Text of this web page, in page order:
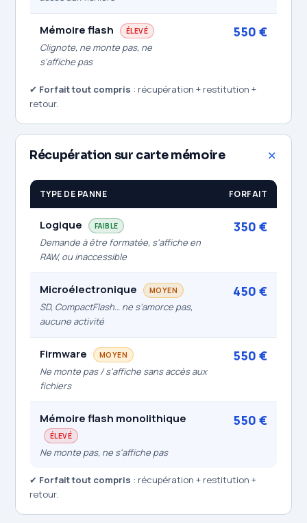
Mémoire flash ÉLEVÉ
Clignote, ne monte pas, ne
s'affiche pas
550 €
✔ Forfait tout compris : récupération + restitution +
retour.
Récupération sur carte mémoire
TYPE DE PANNE FORFAIT
Logique FAIBLE
Demande à être formatée, s'affiche en
RAW, ou inaccessible
350 €
Microélectronique MOYEN
SD, CompactFlash… ne s'amorce pas,
aucune activité
450 €
Firmware MOYEN
Ne monte pas / s'affiche sans accès aux
fichiers
550 €
Mémoire flash monolithique
ÉLEVÉ
Ne monte pas, ne s'affiche pas
550 €
✔ Forfait tout compris : récupération + restitution +
retour.